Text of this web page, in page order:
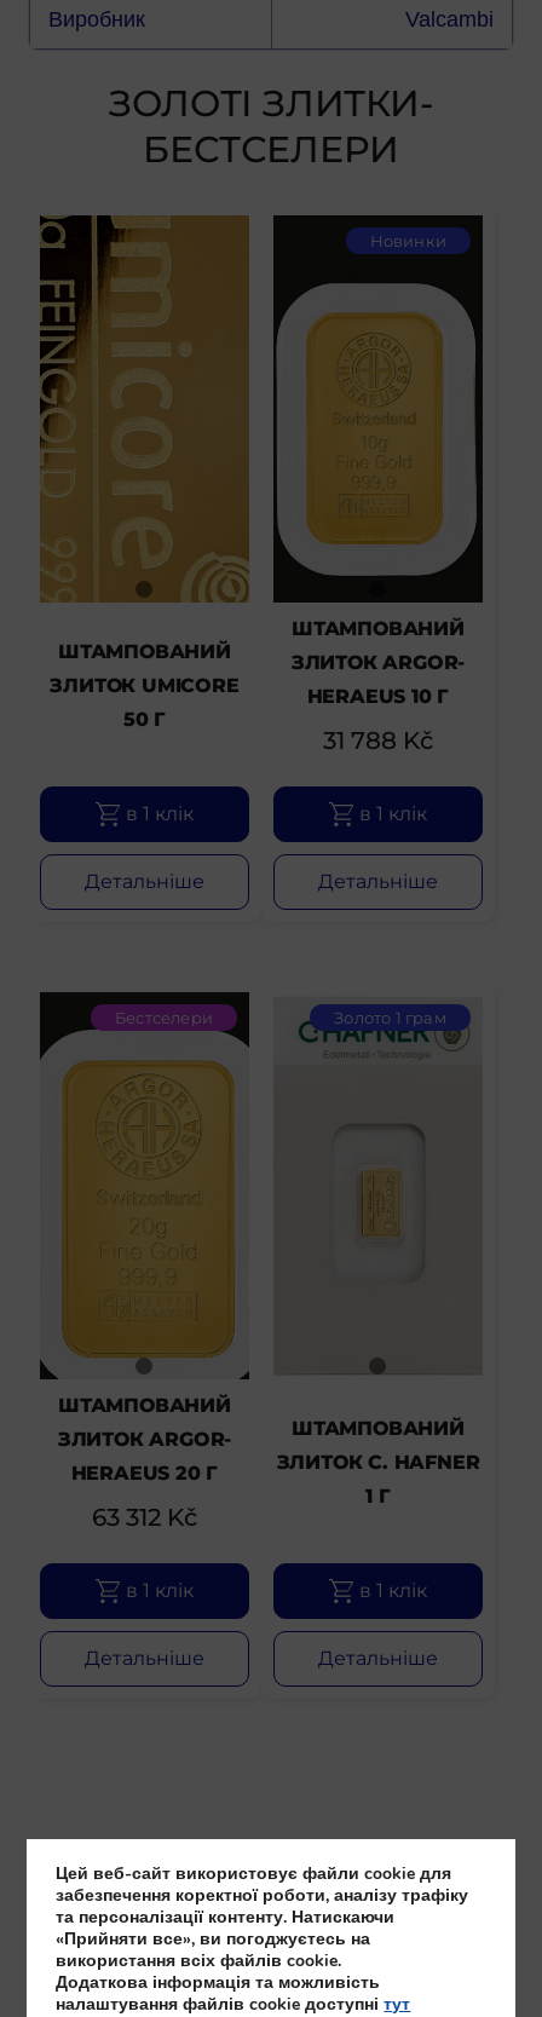
Виробник Valcambi
ЗОЛОТІ ЗЛИТКИ-
БЕСТСЕЛЕРИ
ШТАМПОВАНИЙ
ЗЛИТОК UMICORE
50 Г
в 1 клік
Детальніше
Новинки
ШТАМПОВАНИЙ
ЗЛИТОК ARGOR-
HERAEUS 10 Г
31 788 Kč
в 1 клік
Детальніше
Бестселери
ШТАМПОВАНИЙ
ЗЛИТОК ARGOR-
HERAEUS 20 Г
63 312 Kč
в 1 клік
Детальніше
Золото 1 грам
ШТАМПОВАНИЙ
ЗЛИТОК C. HAFNER
1 Г
в 1 клік
Детальніше
Цей веб-сайт використовує файли cookie для
забезпечення коректної роботи, аналізу трафіку
та персоналізації контенту. Натискаючи
«Прийняти все», ви погоджуєтесь на
використання всіх файлів cookie.
Додаткова інформація та можливість
налаштування файлів cookie доступнітут